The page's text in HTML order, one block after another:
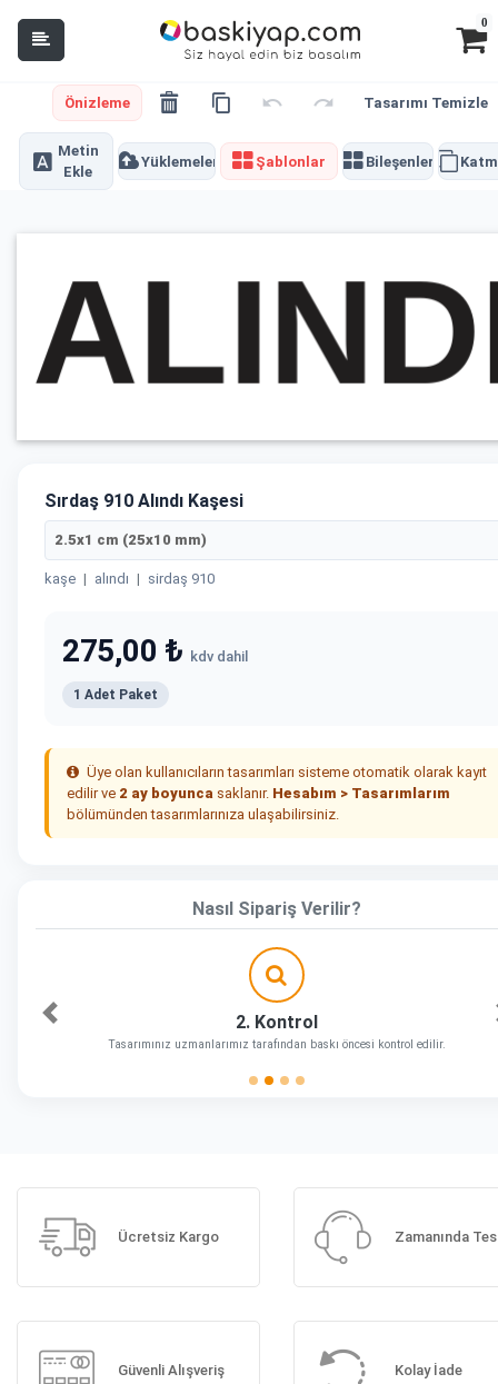
0
Önizleme Tasarımı Temizle
Metin
Ekle
Yüklemeler Şablonlar Bileşenler
Sırdaş 910 Alındı Kaşesi
2.5x1 cm (25x10 mm)
kaşe | alındı | sirdaş 910
275,00 ₺ kdv dahil
1 Adet Paket
Üye olan kullanıcıların tasarımları sisteme otomatik olarak kayıt
edilir ve 2 ay boyunca saklanır. Hesabım > Tasarımlarım
bölümünden tasarımlarınıza ulaşabilirsiniz.
Nasıl Sipariş Verilir?
2. Kontrol
Tasarımınız uzmanlarımız tarafından baskı öncesi kontrol edilir.
Önceki
Ücretsiz Kargo Zamanında
Güvenli Alışveriş Kolay İade